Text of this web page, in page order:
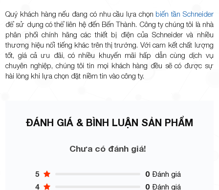
Quý khách hàng nếu đang có nhu cầu lựa chọn biến tần Schneider
để sử dụng có thể liên hệ đến Bến Thành. Công ty chúng tôi là nhà
phân phối chính hãng các thiết bị điện của Schneider và nhiều
thương hiệu nổi tiếng khác trên thị trường. Với cam kết chất lượng
tốt, giá cả ưu đãi, có nhiều khuyến mãi hấp dẫn cùng dịch vụ
chuyên nghiệp, chúng tôi tin mọi khách hàng đều sẽ có được sự
hài lòng khi lựa chọn đặt niềm tin vào công ty.
ĐÁNH GIÁ & BÌNH LUẬN SẢN PHẨM
Chưa có đánh giá!
5 0 Đánh giá
4 0 Đánh giá